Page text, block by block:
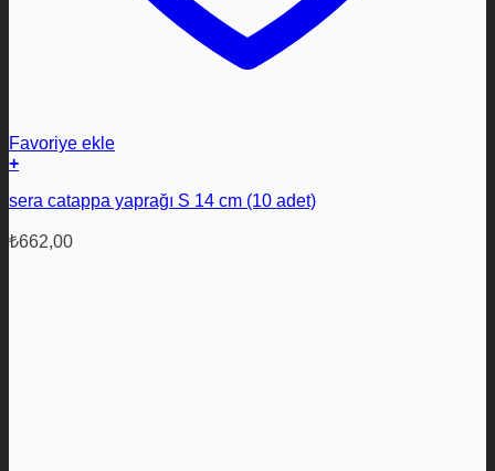
Favoriye ekle
+
sera catappa yaprağı S 14 cm (10 adet)
₺662,00